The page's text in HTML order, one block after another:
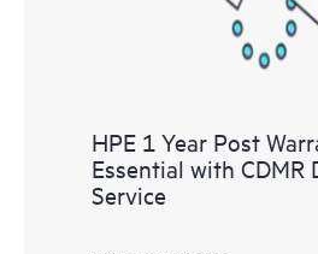
HPE 1 Year Post
Essential with CDMR
Service